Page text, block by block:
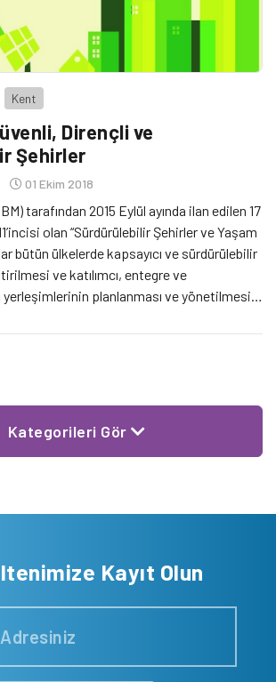
Kent
Dirençli ve
Şehirler
01 Ekim 2018
tarafından 2015 Eylül ayında ilan edilen 17
olan “Sürdürülebilir Şehirler ve Yaşam
bütün ülkelerde kapsayıcı ve sürdürülebilir
ve katılımcı, entegre ve
planlanması ve yönetilmesi
Kategorileri Gör
Kayıt Olun